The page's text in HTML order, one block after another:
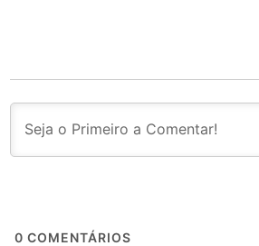
0 COMENTÁRIOS